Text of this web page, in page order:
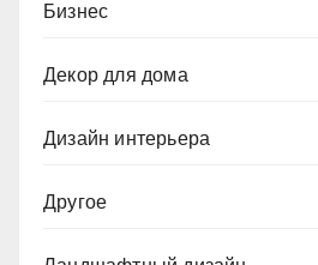
Бизнес
Декор для дома
Дизайн интерьера
Другое